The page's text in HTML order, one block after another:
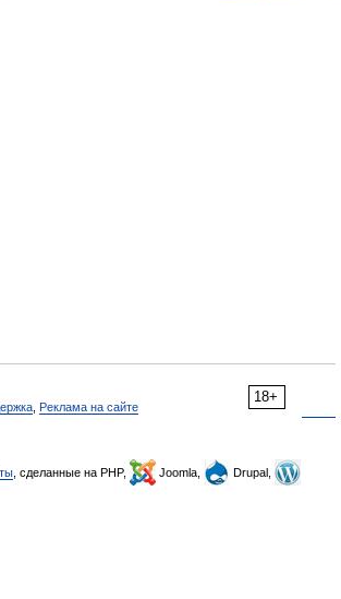
18+
, Реклама на сайте
, сделанные на PHP, Joomla,
Drupal,